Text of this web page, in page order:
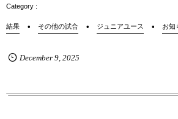
結果 その他の試合 ジュニアユース お知
December 9, 2025